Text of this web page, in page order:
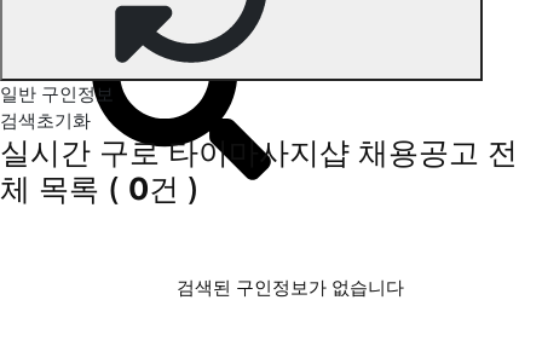
일반 구인정보
검색초기화
실시간 구로 타이마사지샵 채용공고 전
체 목록 ( 0건 )
검색된 구인정보가 없습니다